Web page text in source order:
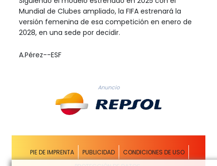
Mundial de Clubes ampliado, la FIFA estrenará la
versión femenina de esa competición en enero de
2028, en una sede por decidir.
A.Pérez--ESF
Anuncio
PIE DE IMPRENTA PUBLICIDAD
CONDICIONES DE USO